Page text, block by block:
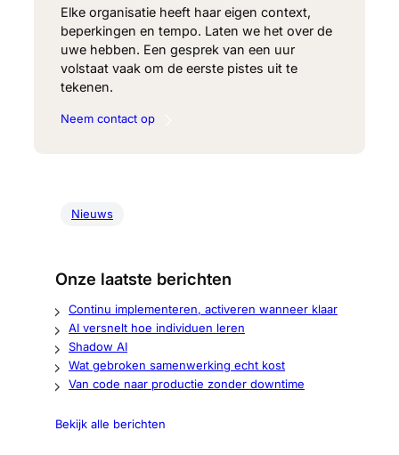
Elke organisatie heeft haar eigen context,
beperkingen en tempo. Laten we het over de
uwe hebben. Een gesprek van een uur
volstaat vaak om de eerste pistes uit te
tekenen.
Neem contact op
Nieuws
Onze laatste berichten
Continu implementeren, activeren wanneer klaar
AI versnelt hoe individuen leren
Shadow AI
Wat gebroken samenwerking echt kost
Van code naar productie zonder downtime
Bekijk alle berichten